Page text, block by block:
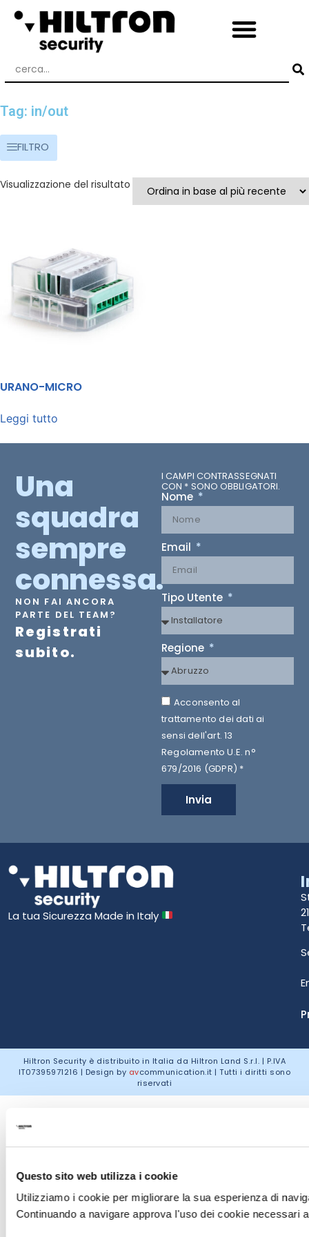
Questo sito web utilizza i cookie
Utilizziamo i cookie per migliorare la sua esperienza di
Continuando a navigare approva l'uso dei cookie necessari
Tag: in/out
FILTRO
Visualizzazione del risultato
URANO-MICRO
Leggi tutto
Una
squadra
sempre
connessa.
NON FAI ANCORA
PARTE DEL TEAM?
Registrati
subito.
I CAMPI CONTRASSEGNATI
CON * SONO OBBLIGATORI.
Nome
Email
Tipo Utente
Regione
Acconsento al
trattamento dei dati ai
sensi dell'art. 13
Regolamento U.E. n°
679/2016 (GDPR) *
Invia
La tua Sicurezza Made in Italy
Hiltron Security è distribuito in Italia da Hiltron Land S.r.l. | P.IVA
IT07395971216 | Design by avcommunication.it | Tutti i diritti sono
riservati